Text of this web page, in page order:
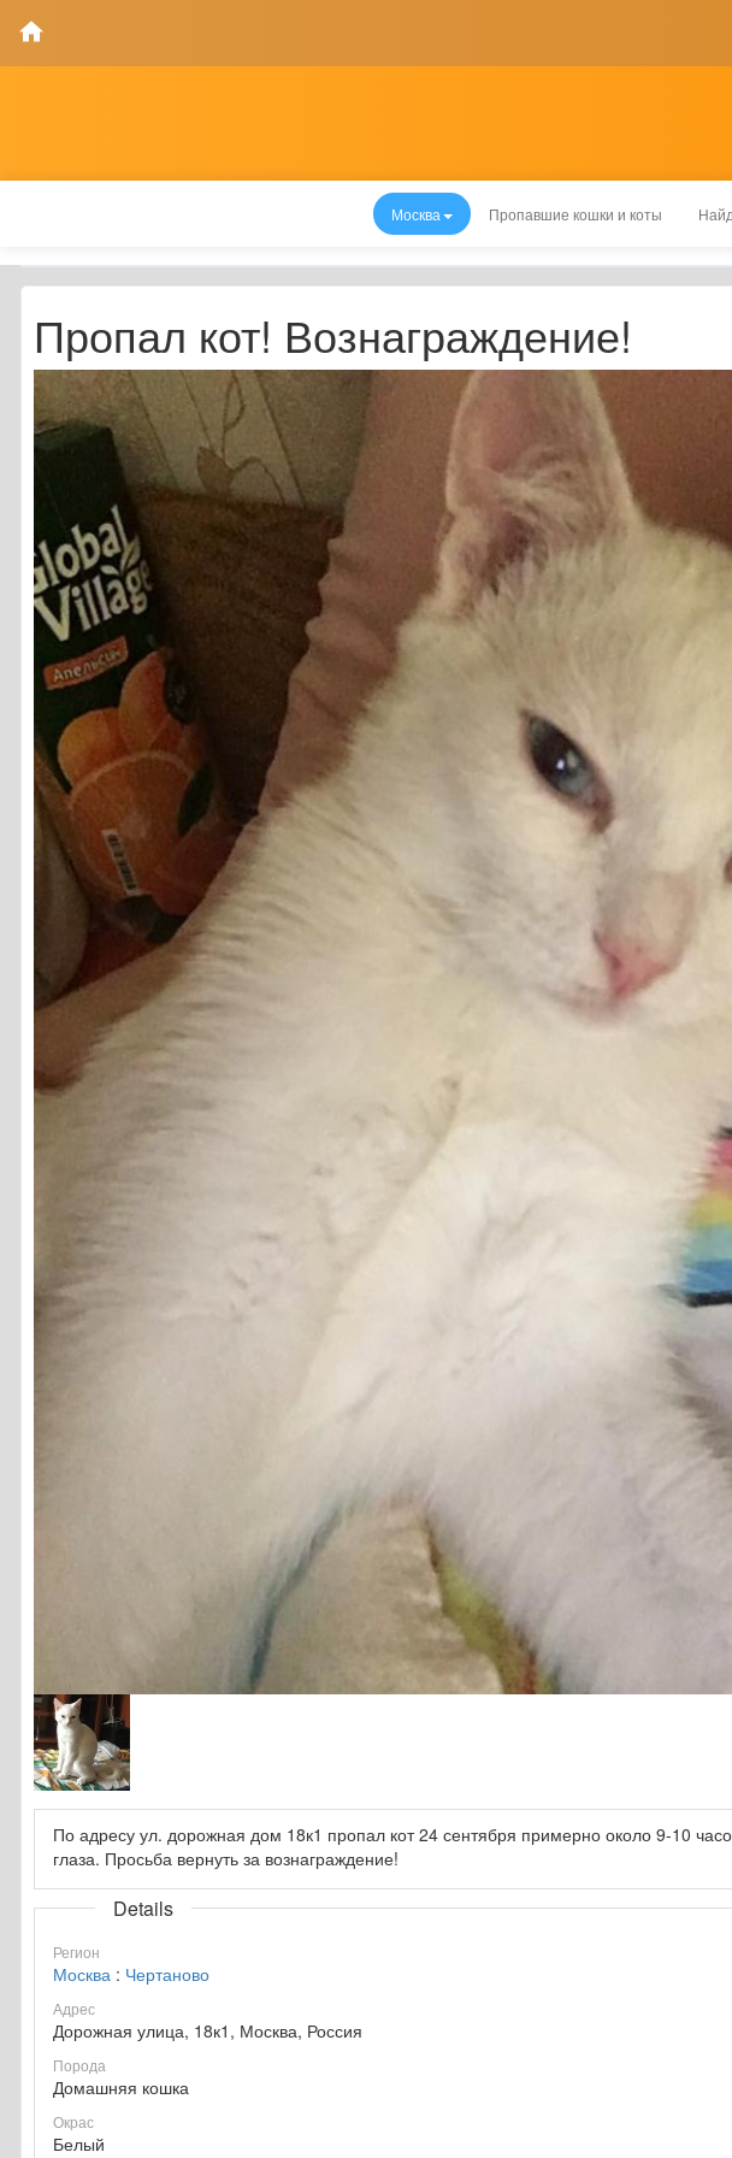
Москва Пропавшие кошки и коты
Пропал кот! Вознаграждение!
По адресу ул. дорожная дом 18к1 пропал кот 24 сентября примерно около 9-10
глаза. Просьба вернуть за вознаграждение!
Details
Регион
Москва : Чертаново
Адрес
Дорожная улица, 18к1, Москва, Россия
Порода
Домашняя кошка
Окрас
Белый